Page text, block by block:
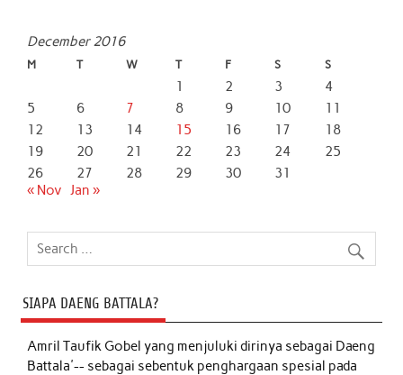
December 2016
M T W T F S S
1 2 3
4
5
6 7 8 9 10
11
12
13 14 15 16 17
18
19
20 21 22 23 24
25
26
27 28 29 30
31
« Nov Jan »
SIAPA DAENG BATTALA?
Amril Taufik Gobelyang menjuluki dirinya sebagai Daeng
Battala'-- sebagai sebentuk penghargaan spesial pada